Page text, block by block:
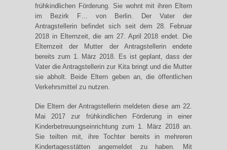
frühkindlichen Förderung. Sie wohnt mit ihren Eltern
im Bezirk F… von Berlin. Der Vater der
Antragstellerin befindet sich seit dem 28. Februar
2018 in Elternzeit, die am 27. April 2018 endet. Die
Elternzeit der Mutter der Antragstellerin endete
bereits zum 1. März 2018. Es ist geplant, dass der
Vater die Antragstellerin zur Kita bringt und die Mutter
sie abholt. Beide Eltern geben an, die öffentlichen
Verkehrsmittel zu nutzen.
Die Eltern der Antragstellerin meldeten diese am 22.
Mai 2017 zur frühkindlichen Förderung in einer
Kinderbetreuungseinrichtung zum 1. März 2018 an.
Sie teilten mit, ihre Tochter bereits in mehreren
Kindertagesstätten angemeldet zu haben. Mit